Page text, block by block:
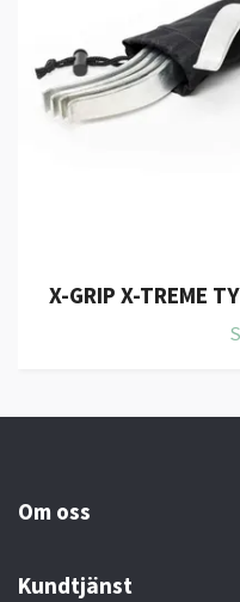
X-GRIP X-TREME
Om oss
Kundtjänst